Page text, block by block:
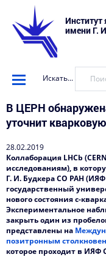
Институт
имени Г.
Искать...
В ЦЕРН
уточнит
28.02.2019
Коллаборация LHCb
исследованиям), в
Г. И. Будкера СО РАН
государственный
нового состояния c-
Экспериментальное
закрыть один из
представлены на
позитронным
которое проходит в ИЯФ